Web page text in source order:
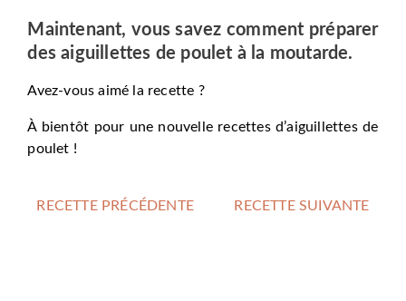
Maintenant, vous savez comment préparer
des aiguillettes de poulet à la moutarde.
Avez-vous aimé la recette ?
À bientôt pour une nouvelle recettes d’aiguillettes de
poulet !
RECETTE PRÉCÉDENTE RECETTE SUIVANTE